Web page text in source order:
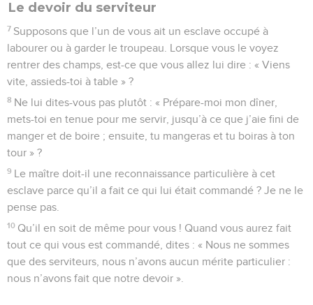
Le devoir du serviteur
7 Supposons que l’un de vous ait un esclave occupé à
labourer ou à garder le troupeau. Lorsque vous le voyez
rentrer des champs, est-ce que vous allez lui dire : « Viens
vite, assieds-toi à table » ?
8 Ne lui dites-vous pas plutôt : « Prépare-moi mon dîner,
mets-toi en tenue pour me servir, jusqu’à ce que j’aie fini de
manger et de boire ; ensuite, tu mangeras et tu boiras à ton
tour » ?
9 Le maître doit-il une reconnaissance particulière à cet
esclave parce qu’il a fait ce qui lui était commandé ? Je ne le
pense pas.
10 Qu’il en soit de même pour vous ! Quand vous aurez fait
tout ce qui vous est commandé, dites : « Nous ne sommes
que des serviteurs, nous n’avons aucun mérite particulier :
nous n’avons fait que notre devoir ».